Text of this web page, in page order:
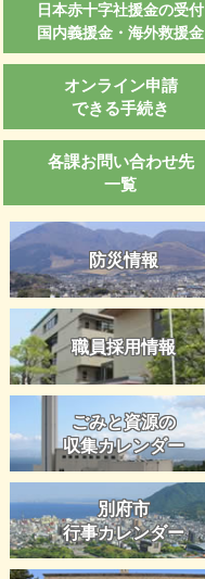
日本赤十字社援金の受付
国内義援金・海外救援金
オンライン申請
できる手続き
各課お問い合わせ先
一覧
防災情報
職員採用情報
ごみと資源の
収集カレンダー
別府市
行事カレンダー